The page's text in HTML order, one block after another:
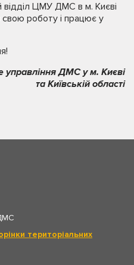
відділ ЦМУ ДМС в м. Києві
свою роботу і працює у
управління ДМС у м. Києві
та Київській області
територіальних